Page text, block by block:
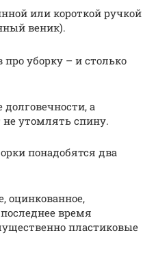
или короткой ручкой
веник).
уборку – и столько
а
не утомлять спину.
понадобятся два
оцинкованное,
время
пластиковые